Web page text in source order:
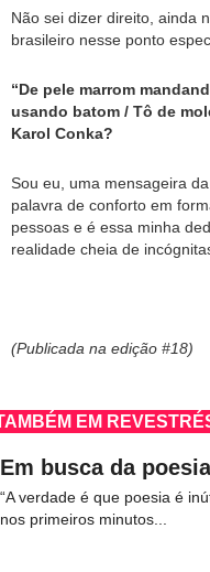
Não sei dizer direito, ainda
brasileiro nesse ponto
“De pele marrom
usando batom / Tô de
Karol Conka?
Sou eu, uma mensageira
palavra de conforto em
pessoas e é essa minha
realidade cheia de
(Publicada na edição #18)
EM
Em busca da
“A verdade é que poesia é
nos primeiros minutos...